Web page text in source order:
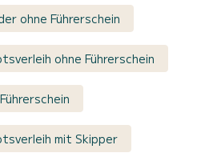
ohne Führerschein
ohne Führerschein
mit Skipper